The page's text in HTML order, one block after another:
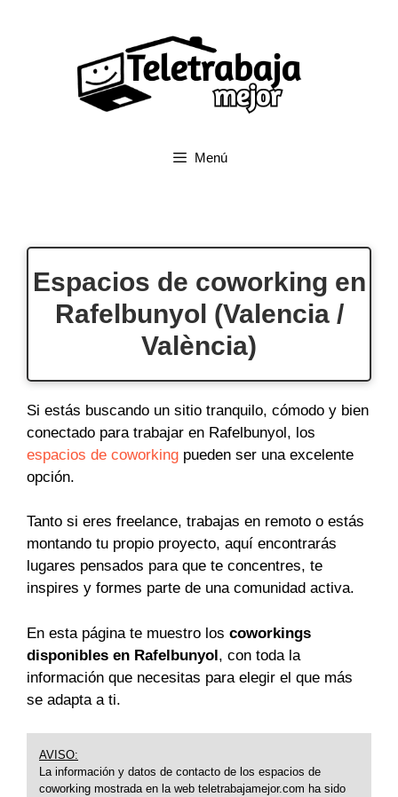
Menú
Espacios de coworking en
Rafelbunyol (Valencia /
València)
Si estás buscando un sitio tranquilo, cómodo y bien
conectado para trabajar en Rafelbunyol, los
espacios de coworking pueden ser una excelente
opción.
Tanto si eres freelance, trabajas en remoto o estás
montando tu propio proyecto, aquí encontrarás
lugares pensados para que te concentres, te
inspires y formes parte de una comunidad activa.
En esta página te muestro los coworkings
disponibles en Rafelbunyol, con toda la
información que necesitas para elegir el que más
se adapta a ti.
AVISO:
La información y datos de contacto de los espacios de
coworking mostrada en la web teletrabajamejor.com ha sido